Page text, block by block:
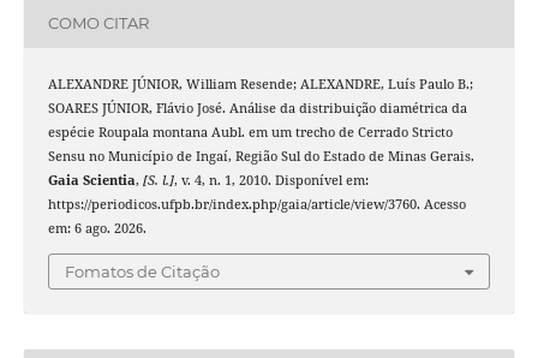
COMO CITAR
ALEXANDRE JÚNIOR, William Resende; ALEXANDRE, Luís Paulo B.;
SOARES JÚNIOR, Flávio José. Análise da distribuição diamétrica da
espécie Roupala montana Aubl. em um trecho de Cerrado Stricto
Sensu no Município de Ingaí, Região Sul do Estado de Minas Gerais.
Gaia Scientia, [S. l.], v. 4, n. 1, 2010. Disponível em:
https://periodicos.ufpb.br/index.php/gaia/article/view/3760. Acesso
em: 6 ago. 2026.
Fomatos de Citação